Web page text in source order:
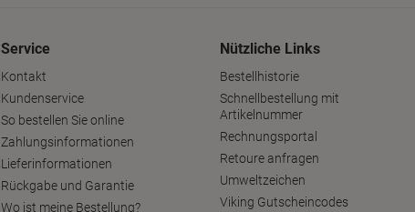
Service
Kontakt
Kundenservice
So bestellen Sie online
Zahlungsinformationen
Lieferinformationen
Rückgabe und Garantie
Wo ist meine Bestellung?
Nützliche Links
Bestellhistorie
Schnellbestellung mit
Artikelnummer
Rechnungsportal
Retoure anfragen
Umweltzeichen
Viking Gutscheincodes